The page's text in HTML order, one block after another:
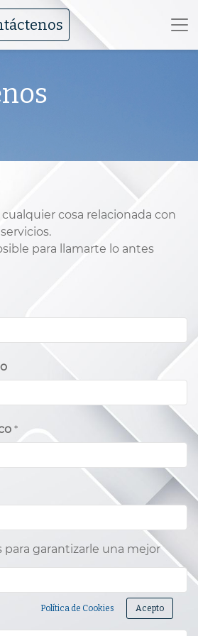
cosa relacionada con
para llamarte lo antes
*
para garantizarle una mejor
Política de Cookies Acepto